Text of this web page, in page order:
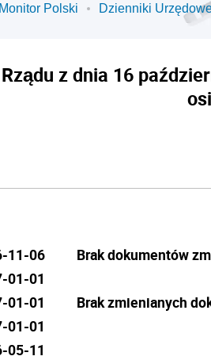
Monitor Polski Dzienniki
z dnia 16
11-06
01-01
01-01
01-01
05-11
Brak dokumentów
Brak zmienianych